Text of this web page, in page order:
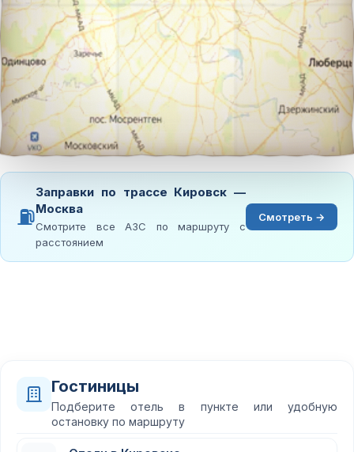
⛽
Заправки по трассе Кировск —
Москва
Смотрите все АЗС по маршруту с
расстоянием
Смотреть →
Гостиницы
Подберите отель в пункте или удобную
остановку по маршруту